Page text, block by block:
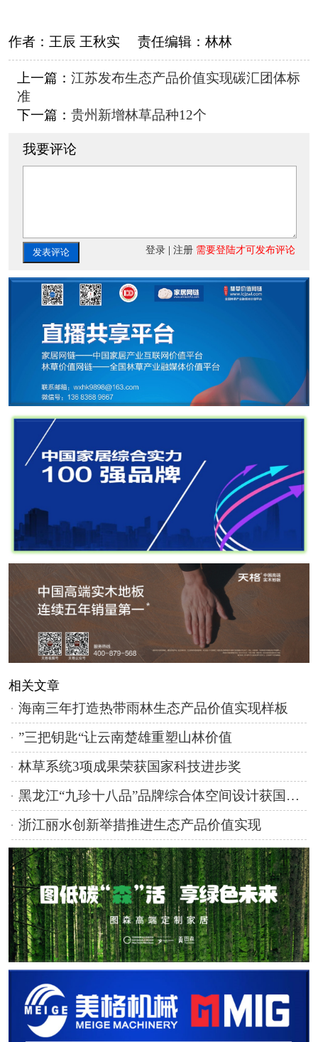
作者： 王辰 王秋实 责任编辑： 林林
上一篇： 江苏发布生态产品价值实现碳汇团体标
准
下一篇： 贵州新增林草品种12个
我要评论
发表评论 登录 |注册 需要登陆才可发布评论
相关文章
海南三年打造热带雨林生态产品价值实现样板
”三把钥匙“让云南楚雄重塑山林价值
林草系统3项成果荣获国家科技进步奖
黑龙江“九珍十八品”品牌综合体空间设计获国际奖项
浙江丽水创新举措推进生态产品价值实现